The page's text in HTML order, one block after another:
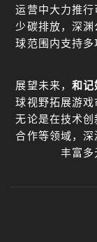
运营中大力推
少碳排放，深
球范围内支持
展望未来，和记
球视野拓展游戏
无论是在技术
合作等领域，
丰富多